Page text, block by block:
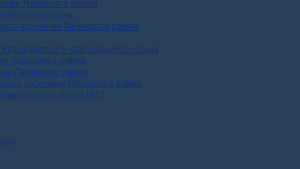
Лабинского района
района
поселения Лабинского района
края седьмого созыва
Лабинского района
Лабинского района
поселения Лабинского района
округа №12